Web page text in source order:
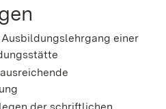
einer
der schriftlichen